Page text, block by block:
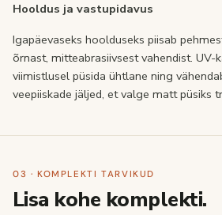
Hooldus ja vastupidavus
Igapäevaseks hoolduseks piisab
õrnast, mitteabrasiivsest vahendist. UV-
viimistlusel püsida ühtlane ning
veepiiskade jäljed, et valge matt püsiks
03 · KOMPLEKTI TARVIKUD
Lisa kohe komplekti.